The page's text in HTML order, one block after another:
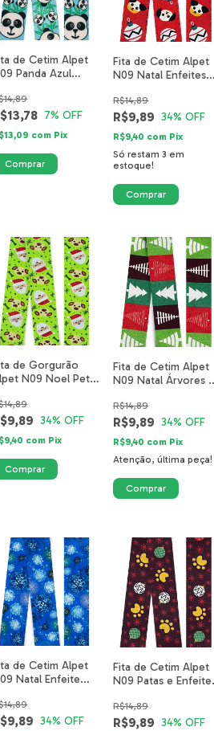
de Cetim Alpet
Panda Azul
7% OFF
com Pix
Fita de Cetim Alpet
N09 Natal Enfeites
R$9,89
R$14,89
34% OFF
R$9,40 com Pix
Só restam3 em
estoque!
de Gorgurão
N09 Noel Pet
40mm
34% OFF
com Pix
Fita de Cetim Alpet
N09 Natal Árvores
R$9,89
R$14,89
34% OFF
R$9,40 com Pix
Atenção, última peça!
de Cetim Alpet
Natal Enfeite
34% OFF
Fita de Cetim Alpet
N09 Patas e
R$9,89
R$14,89
34% OFF